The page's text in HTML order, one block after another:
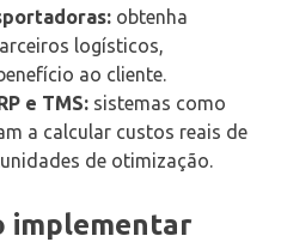
obtenha
logísticos,
ao cliente.
e TMS: sistemas como
a calcular custos reais de
de otimização.
implementar